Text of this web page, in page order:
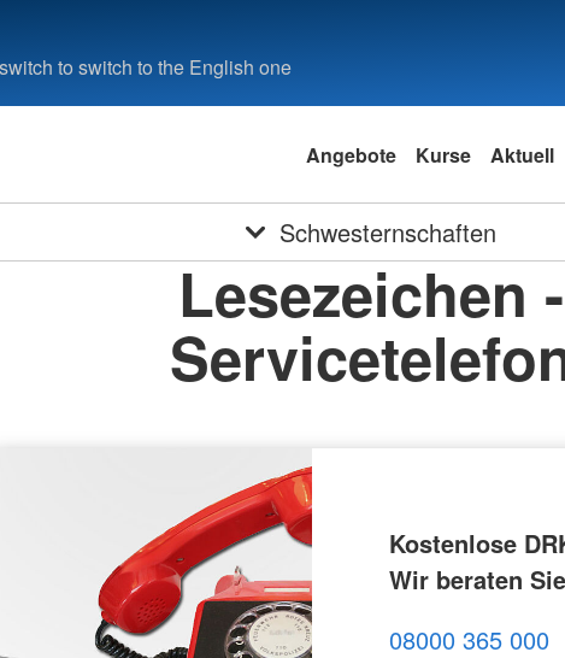
to switch to the English one
Angebote Kurse Aktuell
Schwesternschaften
Lesezeichen -
Kostenlose
Wir beraten
08000 365 000